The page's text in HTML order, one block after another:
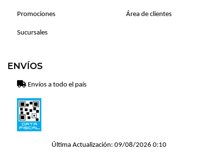
Promociones
Sucursales
Área de clientes
ENVÍOS
Envíos a todo el país
Última Actualización: 09/08/2026 0:10